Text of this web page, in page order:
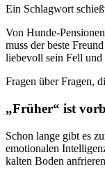
Ein Schlagwort
Von Hunde-
muss der beste
liebevoll sein Fell
Fragen über Fragen,
„Früher“ ist
Schon lange gibt es
emotionalen
kalten Boden